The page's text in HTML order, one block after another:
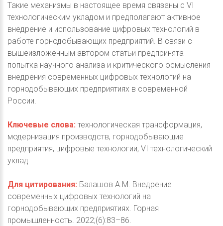
Такие механизмы в настоящее время связаны с VI
технологическим укладом и предполагают активное
внедрение и использование цифровых технологий в
работе горнодобывающих предприятий. В связи с
вышеизложенным автором статьи предпринята
попытка научного анализа и критического осмысления
внедрения современных цифровых технологий на
горнодобывающих предприятиях в современной
России.
Ключевые слова: технологическая трансформация,
модернизация производств, горнодобывающие
предприятия, цифровые технологии, VI технологический
уклад
Для цитирования: Балашов А.М. Внедрение
современных цифровых технологий на
горнодобывающих предприятиях. Горная
промышленность. 2022;(6):83–86.